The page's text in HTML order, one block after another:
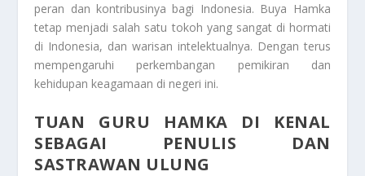
peran dan kontribusinya bagi Indonesia. Buya Hamka
tetap menjadi salah satu tokoh yang sangat di hormati
di Indonesia, dan warisan intelektualnya. Dengan terus
mempengaruhi perkembangan pemikiran dan
kehidupan keagamaan di negeri ini.
TUAN GURU HAMKA DI KENAL
SEBAGAI PENULIS DAN
SASTRAWAN ULUNG